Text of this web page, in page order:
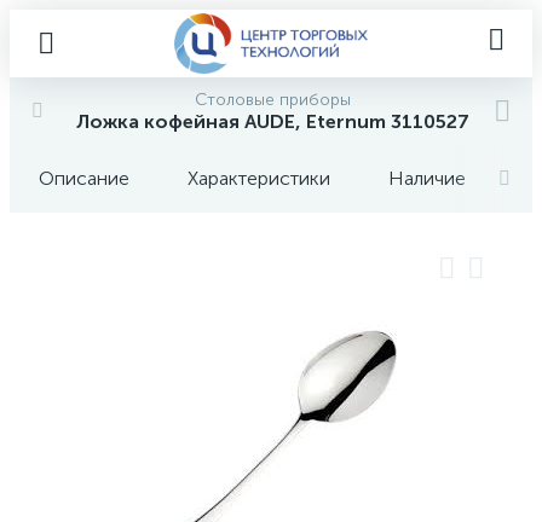
Столовые приборы
Ложка кофейная AUDE, Eternum 3110527
Описание Характеристики Наличие